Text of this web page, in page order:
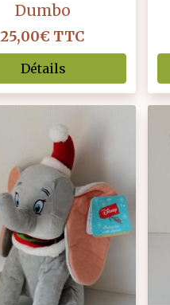
Dumbo
25,00€ TTC
Détails